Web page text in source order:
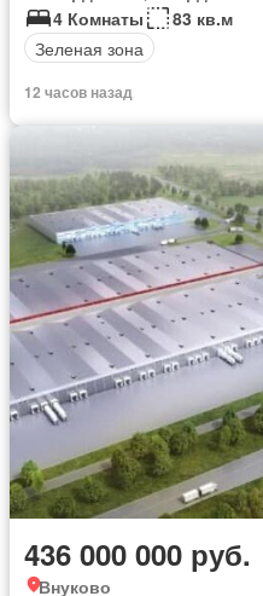
4 Комнаты
83 кв.м
Зеленая зона
12 часов назад
436 000 000 руб.
Внуково